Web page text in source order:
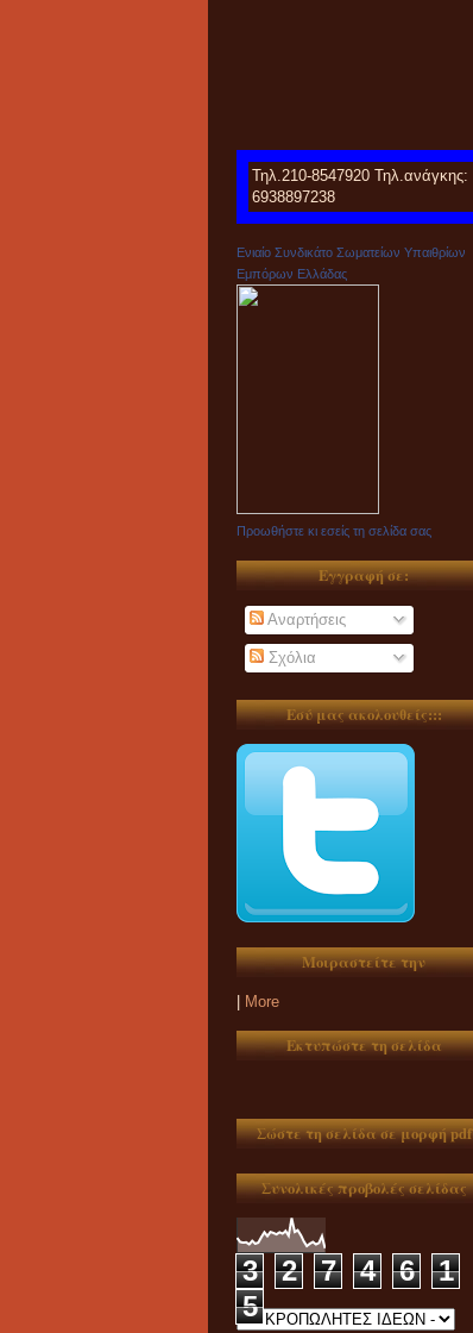
Τηλ.210-8547920 Τηλ.ανάγκης:
6938897238
Ενιαίο Συνδικάτο Σωματείων Υπαιθρίων
Εμπόρων Ελλάδας
Προωθήστε κι εσείς τη σελίδα σας
Εγγραφή σε:
Αναρτήσεις
Σχόλια
Εσύ μας ακολουθείς:::
Μοιραστείτε την
More
Εκτυπώστε τη σελίδα
Σώστε τη σελίδα σε μορφή pdf
Συνολικές προβολές σελίδας
3 2 7 4 6
1
5